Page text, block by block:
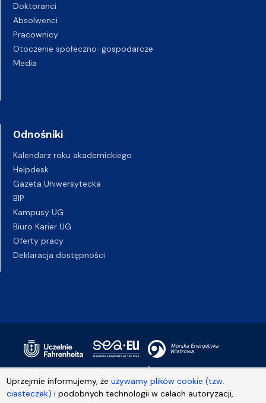
Uprzejmie informujemy, żeużywamy plików cookie (tzw.
ciasteczek) i podobnych technologii w celach autoryzacji,
Doktoranci
Absolwenci
Pracownicy
Otoczenie społeczno-gospodarcze
Media
Odnośniki
Kalendarz roku akademickiego
Helpdesk
Gazeta Uniwersytecka
BIP
Kampusy UG
Biuro Karier UG
Oferty pracy
Deklaracja dostępności